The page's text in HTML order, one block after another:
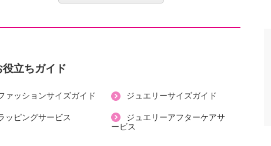
ムウエスト：総ゴム
：なし
ット：約右１７ｃｍ、左１７ｃｍ
役立ちガイド
ァッションサイズガイド ジュエリーサイズガイド
ッピングサービス
ジュエリーアフターケアサ
ービス